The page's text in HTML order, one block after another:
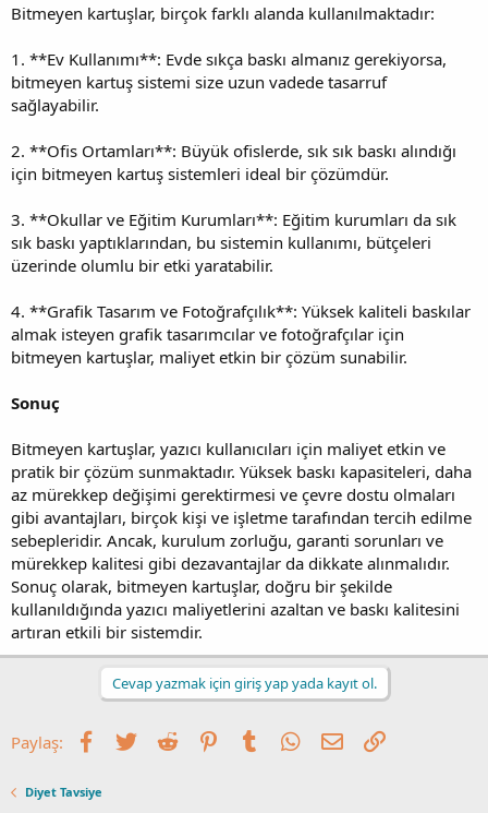
Bitmeyen kartuşlar, birçok farklı alanda kullanılmaktadır:
1. **Ev Kullanımı**: Evde sıkça baskı almanız gerekiyorsa,
bitmeyen kartuş sistemi size uzun vadede tasarruf
sağlayabilir.
2. **Ofis Ortamları**: Büyük ofislerde, sık sık baskı alındığı
için bitmeyen kartuş sistemleri ideal bir çözümdür.
3. **Okullar ve Eğitim Kurumları**: Eğitim kurumları da sık
sık baskı yaptıklarından, bu sistemin kullanımı, bütçeleri
üzerinde olumlu bir etki yaratabilir.
4. **Grafik Tasarım ve Fotoğrafçılık**: Yüksek kaliteli baskılar
almak isteyen grafik tasarımcılar ve fotoğrafçılar için
bitmeyen kartuşlar, maliyet etkin bir çözüm sunabilir.
Sonuç
Bitmeyen kartuşlar, yazıcı kullanıcıları için maliyet etkin ve
pratik bir çözüm sunmaktadır. Yüksek baskı kapasiteleri, daha
az mürekkep değişimi gerektirmesi ve çevre dostu olmaları
gibi avantajları, birçok kişi ve işletme tarafından tercih edilme
sebepleridir. Ancak, kurulum zorluğu, garanti sorunları ve
mürekkep kalitesi gibi dezavantajlar da dikkate alınmalıdır.
Sonuç olarak, bitmeyen kartuşlar, doğru bir şekilde
kullanıldığında yazıcı maliyetlerini azaltan ve baskı kalitesini
artıran etkili bir sistemdir.
Cevap yazmak için giriş yap yada kayıt ol.
Paylaş: Facebook
TwitterReddit PinterestTumblrWhatsApp
E-postaLink
Diyet Tavsiye